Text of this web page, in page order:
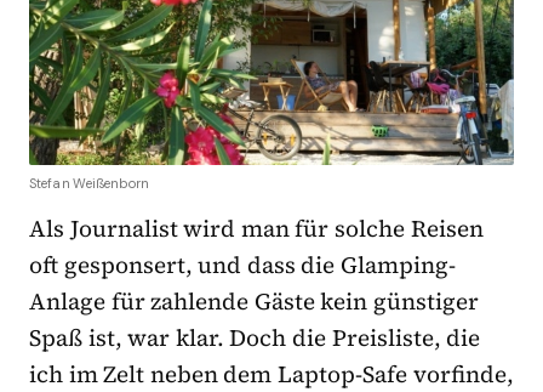
Stefan Weißenborn
Als Journalist wird man für solche Reisen
oft gesponsert, und dass die Glamping-
Anlage für zahlende Gäste kein günstiger
Spaß ist, war klar. Doch die Preisliste, die
ich im Zelt neben dem Laptop-Safe vorfinde,